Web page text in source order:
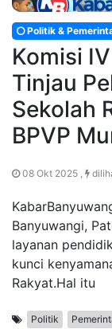
Politik &
Komisi
Tinjau
Sekolah
BPVP
08 Okt 2025 ,
Banyuwangi,
layanan
kunci
Rakyat.Hal itu
Politik